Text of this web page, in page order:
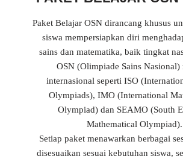
Paket Belajar OSN dirancang khusus
siswa mempersiapkan diri
sains dan matematika, baik tingkat
OSN (Olimpiade Sains Nasional)
internasional seperti ISO
Olympiads), IMO (International
Olympiad) dan SEAMO (South
Mathematical Olympiad).
Setiap paket menawarkan berbagai
disesuaikan sesuai kebutuhan siswa,